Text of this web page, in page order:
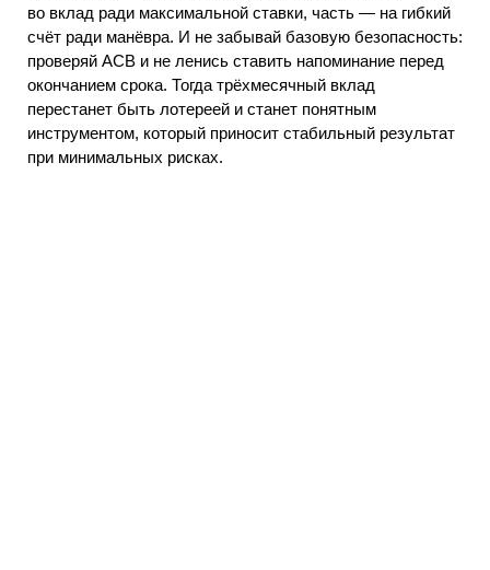
во вклад ради максимальной ставки, часть — на гибкий
счёт ради манёвра. И не забывай базовую безопасность:
проверяй АСВ и не ленись ставить напоминание перед
окончанием срока. Тогда трёхмесячный вклад
перестанет быть лотереей и станет понятным
инструментом, который приносит стабильный результат
при минимальных рисках.